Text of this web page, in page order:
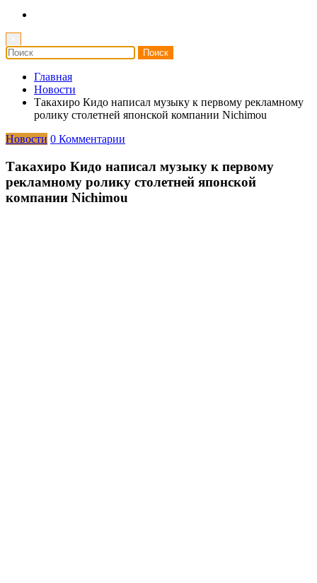
Главная
Новости
Такахиро Кидо написал музыку к первому рекламному
ролику столетней японской компании Nichimou
Новости 0 Комментарии
Такахиро Кидо написал музыку к первому
рекламному ролику столетней японской
компании Nichimou